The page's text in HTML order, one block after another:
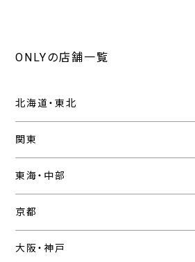
ONLYの店舗一覧
北海道・東北
関東
東海・中部
京都
大阪・神戸